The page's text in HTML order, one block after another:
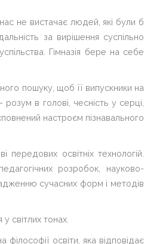
не вистачає людей, які були б
за вирішення суспільно
Гімназія бере на себе
пошуку, щоб її випускники на
в голові, чесність у серці,
настроєм пізнавального
передових освітніх технологій.
розробок, науково-
сучасних форм і методів
світлих тонах.
освіти, яка відповідає